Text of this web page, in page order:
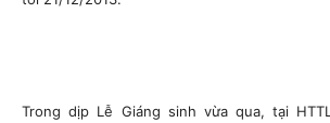
Trong dịp Lễ Giáng sinh vừa qua, tại